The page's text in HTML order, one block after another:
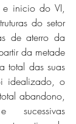
e inicio do VI,
do setor
de aterro da
da metade
total das suas
idealizado, o
abandono,
sucessivas